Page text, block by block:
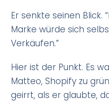
Er senkte seinen Blick.
Marke würde sich
Verkäufen.”
Hier ist der Punkt. Es
Matteo, Shopify zu
geirrt, als er glaubte,